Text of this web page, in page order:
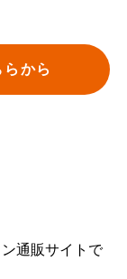
から
通販サイトで